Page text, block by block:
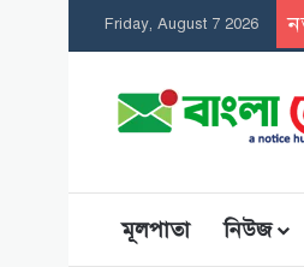
Friday, August 7 2026
মূলপাতা নিউজ